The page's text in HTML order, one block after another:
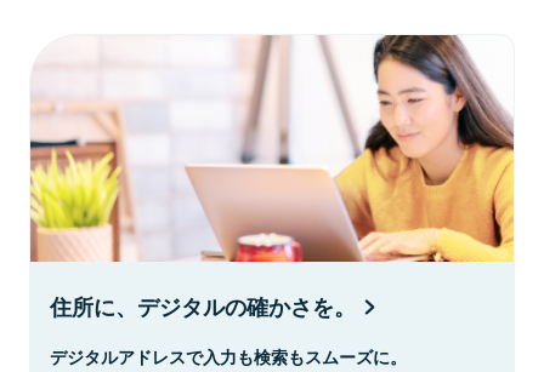
住所に、デジタルの確かさを。
デジタルアドレスで入力も検索もスムーズに。